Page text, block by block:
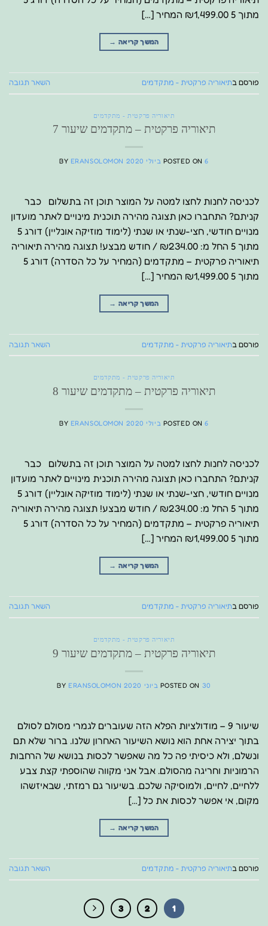
מתוך 5 ₪1,499.00 המחיר […]
המשך קריאה →
פורסם בתיאוריה פרקטית - מתקדמים השאר תגובה
תיאוריה פרקטית - מתקדמים
תיאוריה פרקטית – מתקדמים שיעור 7
POSTED ON6 ביולי 2020 BY ERANSOLOMON
לכניסה לחנות לחצו למטה על המוצר תוכן זה בתשלום כבר
קניתם? התחברו כאן תצוגה מהירה תוכנית מינויים לאתר מועדון
מנויים חודשי, חצי-שנתי או שנתי (לימוד מוזיקה אונליין) דורג 5
מתוך 5 החל מ: ₪234.00 / חודש מבצע! תצוגה מהירה תיאוריה
תיאוריה פרקטית – מתקדמים (המחיר על כל הסדרה) דורג 5
מתוך 5 ₪1,499.00 המחיר […]
המשך קריאה →
פורסם בתיאוריה פרקטית - מתקדמים השאר תגובה
תיאוריה פרקטית - מתקדמים
תיאוריה פרקטית – מתקדמים שיעור 8
POSTED ON6 ביולי 2020 BY ERANSOLOMON
לכניסה לחנות לחצו למטה על המוצר תוכן זה בתשלום כבר
קניתם? התחברו כאן תצוגה מהירה תוכנית מינויים לאתר מועדון
מנויים חודשי, חצי-שנתי או שנתי (לימוד מוזיקה אונליין) דורג 5
מתוך 5 החל מ: ₪234.00 / חודש מבצע! תצוגה מהירה תיאוריה
תיאוריה פרקטית – מתקדמים (המחיר על כל הסדרה) דורג 5
מתוך 5 ₪1,499.00 המחיר […]
המשך קריאה →
פורסם בתיאוריה פרקטית - מתקדמים השאר תגובה
תיאוריה פרקטית - מתקדמים
תיאוריה פרקטית – מתקדמים שיעור 9
POSTED ON 30 ביוני 2020 BY ERANSOLOMON
שיעור 9 – מודולציות הפלא הזה שעוברים לגמרי מסולם לסולם
בתוך יצירה אחת הוא נושא השיעור האחרון שלנו. ברור שלא תם
ונשלם, ולא כיסיתי פה כל מה שאפשר לכסות בנושא של הרחבות
הרמוניות וחריגה מהסולם. אבל אני מקווה שהוספתי קצת צבע
ללחיים, לחיים, ולמוסיקה שלכם. בשיעור גם רמזתי, שבאיזשהו
מקום, אי אפשר לכסות את כל […]
המשך קריאה →
פורסם בתיאוריה פרקטית - מתקדמים השאר תגובה
1
2
3